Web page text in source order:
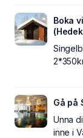
Boka
Gå på
Unna
inne i